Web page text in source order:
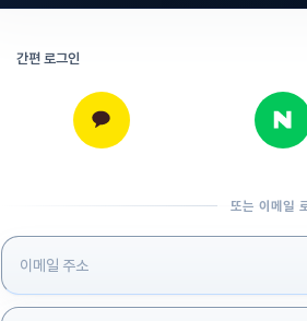
간편 로그인
또는 이메일
로그인 정보 입력